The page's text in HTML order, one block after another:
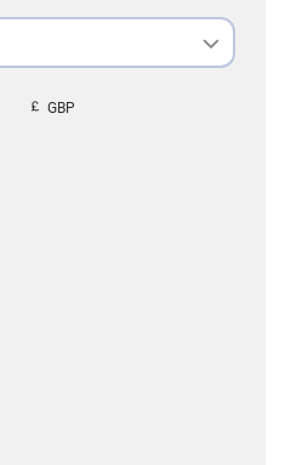
GBP